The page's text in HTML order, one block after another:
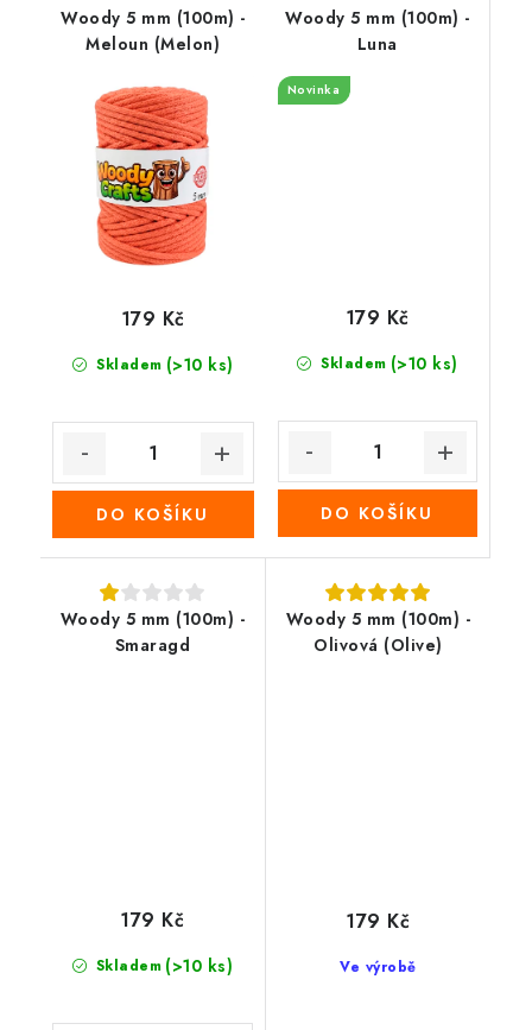
Woody 5 mm (100m) -
Meloun (Melon)
Skladem (>10 ks)
179 Kč
DO KOŠÍKU
Woody 5 mm (100m) -
Luna
Novinka
Skladem (>10 ks)
179 Kč
DO KOŠÍKU
Woody 5 mm (100m) -
Smaragd
Skladem (>10 ks)
179 Kč
Woody 5 mm (100m) -
Olivová (Olive)
Ve výrobě
179 Kč